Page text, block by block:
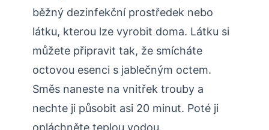
běžný dezinfekční prostředek nebo
látku, kterou lze vyrobit doma. Látku si
můžete připravit tak, že smícháte
octovou esenci s jablečným octem.
Směs naneste na vnitřek trouby a
nechte ji působit asi 20 minut. Poté ji
opláchněte teplou vodou.